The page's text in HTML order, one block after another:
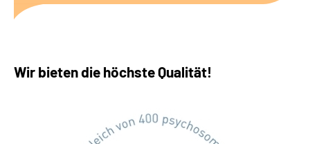
Wir bieten die höchste Qualität!